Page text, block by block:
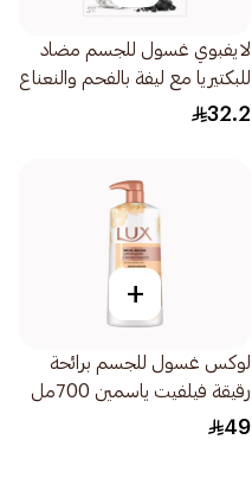
لايفبوي غسول للجسم مضاد
للبكتيريا مع ليفة بالفحم والنعناع
300مل
32.2
+
لوكس غسول للجسم برائحة
رقيقة فيلفيت ياسمين 700مل
49